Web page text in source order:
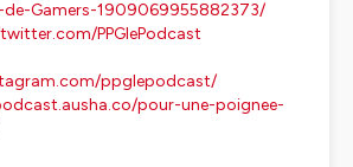
de-Gamers-1909069955882373/
PPGlePodcast
ppglepodcast/
pour-une-poignee-